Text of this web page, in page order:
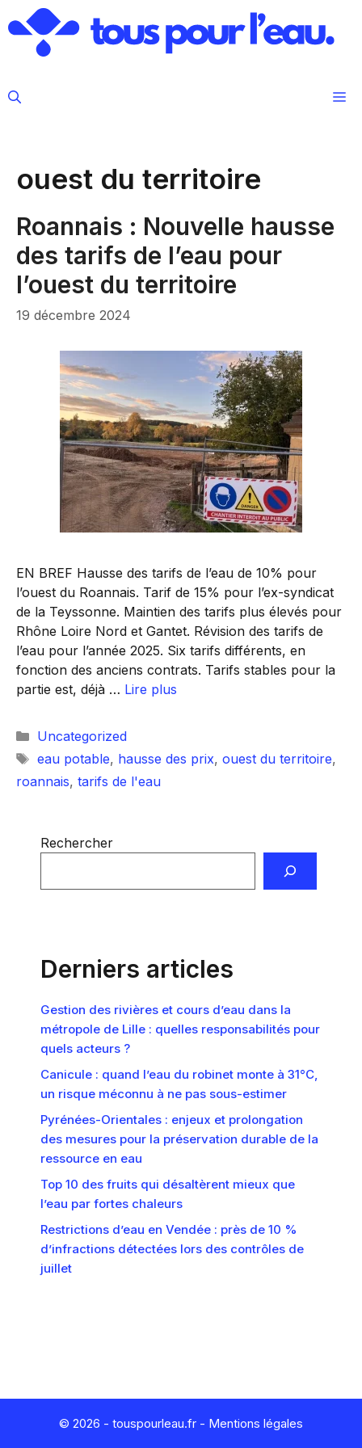
au
contenu
ouest du territoire
Roannais : Nouvelle hausse
des tarifs de l’eau pour
l’ouest du territoire
19 décembre 2024
EN BREF Hausse des tarifs de l’eau de 10% pour
l’ouest du Roannais. Tarif de 15% pour l’ex-syndicat
de la Teyssonne. Maintien des tarifs plus élevés pour
Rhône Loire Nord et Gantet. Révision des tarifs de
l’eau pour l’année 2025. Six tarifs différents, en
fonction des anciens contrats. Tarifs stables pour la
partie est, déjà … Lire plus
Catégories
Uncategorized
Étiquettes
eau potable, hausse des prix, ouest du territoire,
roannais, tarifs de l'eau
Rechercher
Derniers articles
Gestion des rivières et cours d’eau dans la
métropole de Lille : quelles responsabilités pour
quels acteurs ?
Canicule : quand l’eau du robinet monte à 31°C,
un risque méconnu à ne pas sous-estimer
Pyrénées-Orientales : enjeux et prolongation
des mesures pour la préservation durable de la
ressource en eau
Top 10 des fruits qui désaltèrent mieux que
l’eau par fortes chaleurs
Restrictions d’eau en Vendée : près de 10 %
d’infractions détectées lors des contrôles de
juillet
© 2026 - touspourleau.fr - Mentions légales